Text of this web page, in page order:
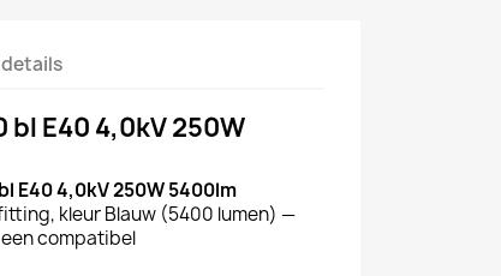
bl E40 4,0kV 250W
E40 4,0kV 250W 5400lm
kleur Blauw (5400 lumen) —
compatibel